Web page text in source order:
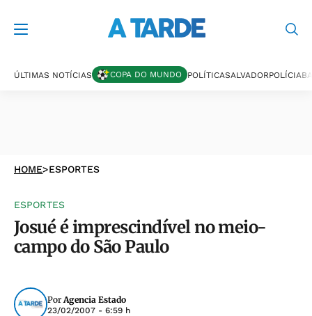
ÚLTIMAS NOTÍCIAS COPA DO MUNDO POLÍTICASALVADORPOLÍCIA
HOME>ESPORTES
ESPORTES
Josué é imprescindível no meio-
campo do São Paulo
PorAgencia Estado
23/02/2007 - 6:59 h